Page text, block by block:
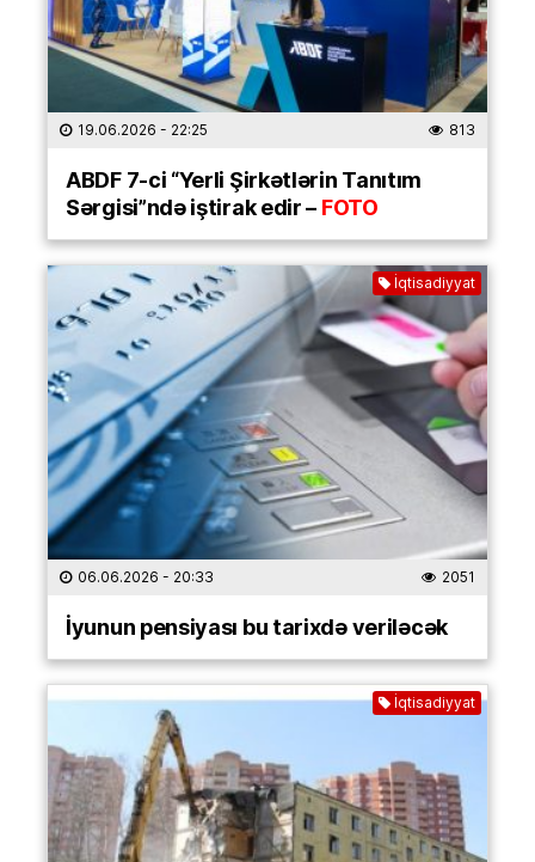
19.06.2026 - 22:25 813
ABDF 7-ci “Yerli Şirkətlərin Tanıtım
Sərgisi”ndə iştirak edir –FOTO
İqtisadiyyat
06.06.2026 - 20:33 2051
İyunun pensiyası bu tarixdə veriləcək
İqtisadiyyat